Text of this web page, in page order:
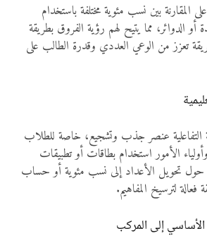
بين نسب مئوية مختلفة باستخدام
أو الدوائر، مما يتيح لهم رؤية الفروق بطريقة
تعزز من الوعي العددي وقدرة الطالب على
التفاعلية عنصر جذب وتشجيع، خاصة للطلاب
الأمور استخدام بطاقات أو تطبيقات
حول تحويل الأعداد إلى نسب مئوية أو حساب
لترسيخ المفاهيم.
إلى المركب